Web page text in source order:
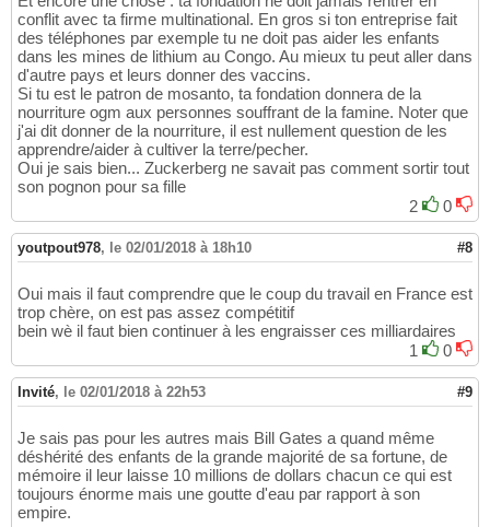
conflit avec ta firme multinational. En gros si ton entreprise fait
des téléphones par exemple tu ne doit pas aider les enfants
dans les mines de lithium au Congo. Au mieux tu peut aller dans
d'autre pays et leurs donner des vaccins.
Si tu est le patron de mosanto, ta fondation donnera de la
nourriture ogm aux personnes souffrant de la famine. Noter que
j'ai dit donner de la nourriture, il est nullement question de les
apprendre/aider à cultiver la terre/pecher.
Oui je sais bien... Zuckerberg ne savait pas comment sortir tout
son pognon pour sa fille
2
0
youtpout978, le 02/01/2018 à 18h10 #8
Oui mais il faut comprendre que le coup du travail en France est
trop chère, on est pas assez compétitif
bein wè il faut bien continuer à les engraisser ces milliardaires
1
0
Invité, le 02/01/2018 à 22h53 #9
Je sais pas pour les autres mais Bill Gates a quand même
déshérité des enfants de la grande majorité de sa fortune, de
mémoire il leur laisse 10 millions de dollars chacun ce qui est
toujours énorme mais une goutte d'eau par rapport à son
empire.